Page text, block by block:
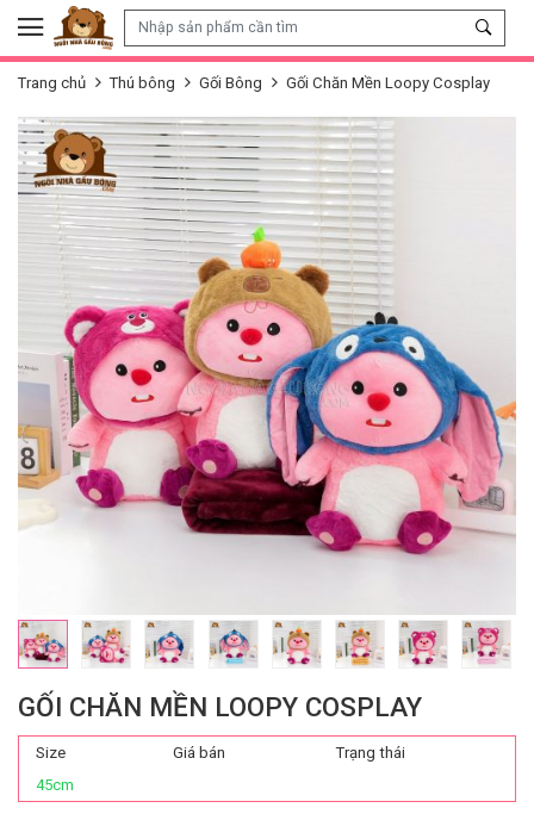
Skip to content
Trang chủ Thú bông Gối Bông Gối Chăn Mền Loopy Cosplay
GỐI CHĂN MỀN LOOPY COSPLAY
Size Giá bán
Trạng thái
45cm